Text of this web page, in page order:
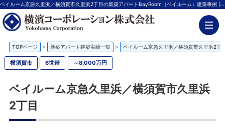
ベイルーム京急久里浜／横須賀市久里浜2丁目の新築アパートBayRoom（ベイルーム）建築事例 | 神奈川の不動産投資、新築アパート経営は横濱コーポレーション
TOPページ > 新築アパート建築実績一覧 > ベイルーム京急久里浜／横須賀市久里浜2丁
横須賀市 6世帯 ～8,000万円
ベイルーム京急久里浜／横須賀市久里浜
2丁目